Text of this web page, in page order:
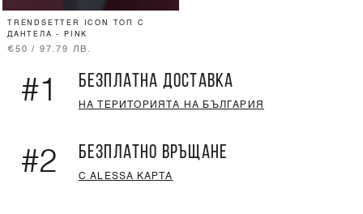
TRENDSETTER ICON ТОП С
ДАНТЕЛА - PINK
€50 / 97.79 ЛВ.
#1 БЕЗПЛАТНА ДОСТАВКА
НА ТЕРИТОРИЯТА НА БЪЛГАРИЯ
#2 БЕЗПЛАТНО ВРЪЩАНЕ
С ALESSA КАРТА